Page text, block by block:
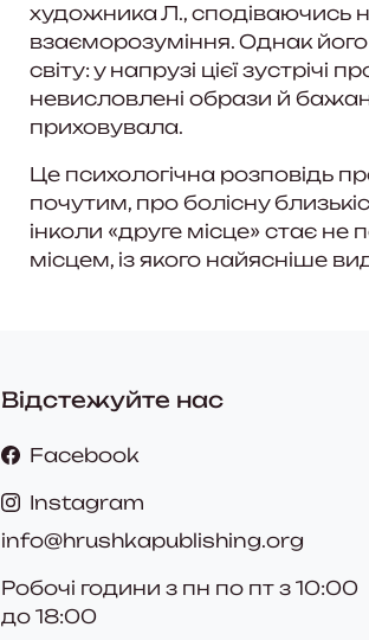
художника Л., сподіваючись
взаєморозуміння. Однак його
світу: у напрузі цієї зустрічі
невисловлені образи й
приховувала.
Це психологічна розповідь
почутим, про болісну
інколи «друге місце» стає
місцем, із якого найясніше
Відстежуйте нас
Facebook
Instagram
info@hrushkapublishing.org
Робочі години з пн по пт з 10:00
до 18:00